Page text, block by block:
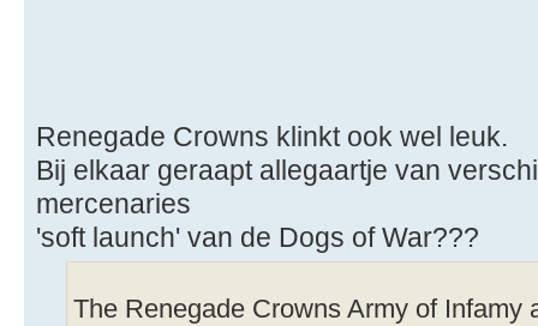
Renegade Crowns klinkt ook wel leuk.
Bij elkaar geraapt allegaartje van
mercenaries
'soft launch' van de Dogs of War???
The Renegade Crowns Army of Infamy